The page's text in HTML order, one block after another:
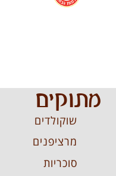
מתוקים
שוקולדים
מרציפנים
סוכריות